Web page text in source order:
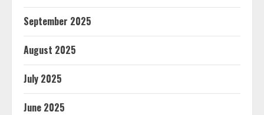
September 2025
August 2025
July 2025
June 2025